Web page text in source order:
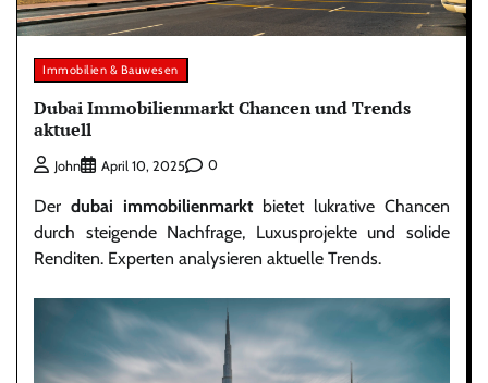
Immobilien & Bauwesen
Dubai Immobilienmarkt Chancen und Trends
aktuell
John April 10, 2025 0
Der dubai immobilienmarktbietet lukrative Chancen
durch steigende Nachfrage, Luxusprojekte und solide
Renditen. Experten analysieren aktuelle Trends.